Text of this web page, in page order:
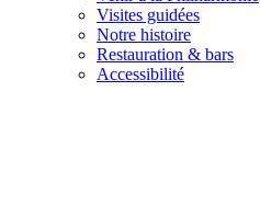
Visites guidées
Notre histoire
Restauration & bars
Accessibilité